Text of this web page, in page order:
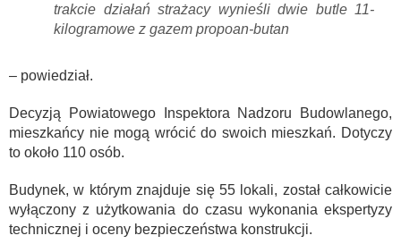
trakcie działań strażacy wynieśli dwie butle 11-
kilogramowe z gazem propoan-butan
– powiedział.
Decyzją Powiatowego Inspektora Nadzoru Budowlanego,
mieszkańcy nie mogą wrócić do swoich mieszkań. Dotyczy
to około 110 osób.
Budynek, w którym znajduje się 55 lokali, został całkowicie
wyłączony z użytkowania do czasu wykonania ekspertyzy
technicznej i oceny bezpieczeństwa konstrukcji.